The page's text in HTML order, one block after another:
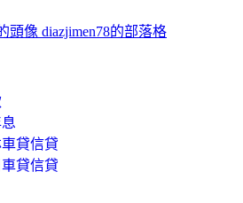
diazjimen78的部落格
貸信貸
貸信貸